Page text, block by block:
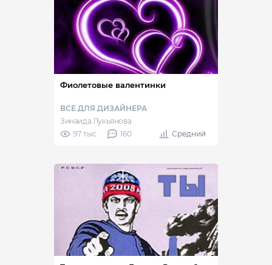
Фиолетовые валентинки
ВСЕ ДЛЯ ДИЗАЙНЕРА
Зинаида Лукьянова
97 тыс.
160 Средний